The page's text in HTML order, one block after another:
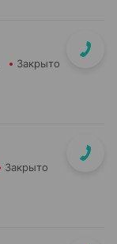
Закрыто
Закрыто